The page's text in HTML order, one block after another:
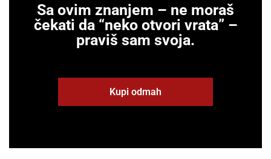
Sa ovim znanjem – ne moraš
čekati da “neko otvori vrata” –
praviš sam svoja.
Kupi odmah